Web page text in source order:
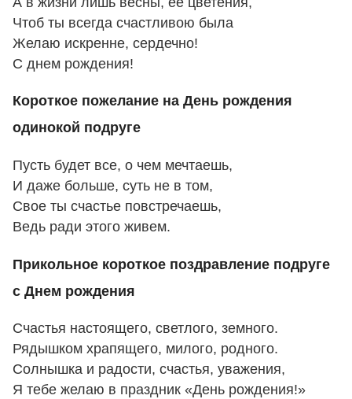
Чтоб ты всегда счастливою была
Желаю искренне, сердечно!
С днем рождения!
Короткое пожелание на День рождения
одинокой подруге
Пусть будет все, о чем мечтаешь,
И даже больше, суть не в том,
Свое ты счастье повстречаешь,
Ведь ради этого живем.
Прикольное короткое поздравление подруге
с Днем рождения
Счастья настоящего, светлого, земного.
Рядышком храпящего, милого, родного.
Солнышка и радости, счастья, уважения,
Я тебе желаю в праздник «День рождения!»